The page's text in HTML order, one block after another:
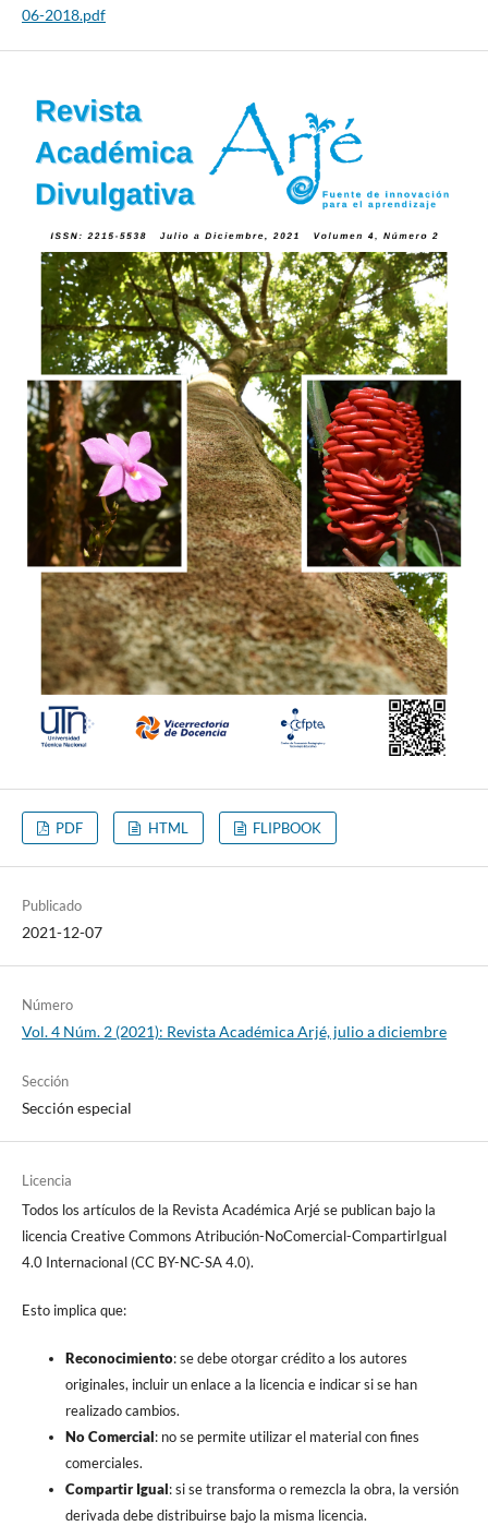
06-2018.pdf
PDF HTML FLIPBOOK
Publicado
2021-12-07
Número
Vol. 4 Núm. 2 (2021): Revista Académica Arjé, julio a diciembre
Sección
Sección especial
Licencia
Todos los artículos de la Revista Académica Arjé se publican bajo la
licencia Creative Commons Atribución-NoComercial-CompartirIgual
4.0 Internacional (CC BY-NC-SA 4.0).
Esto implica que:
Reconocimiento: se debe otorgar crédito a los autores
originales, incluir un enlace a la licencia e indicar si se han
realizado cambios.
No Comercial: no se permite utilizar el material con fines
comerciales.
Compartir Igual: si se transforma o remezcla la obra, la versión
derivada debe distribuirse bajo la misma licencia.